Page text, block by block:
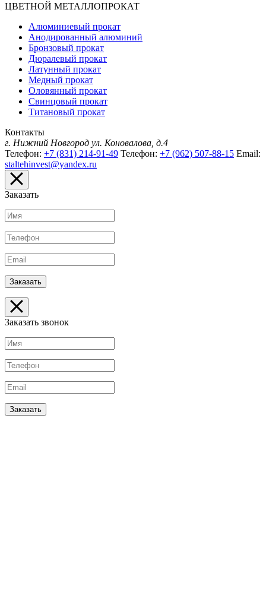
ЦВЕТНОЙ МЕТАЛЛОПРОКАТ
Алюминиевый прокат
Анодированный алюминий
Бронзовый прокат
Дюралевый прокат
Латунный прокат
Медный прокат
Оловянный прокат
Свинцовый прокат
Титановый прокат
Контакты
г. Нижний Новгород ул. Коновалова, д.4
Телефон: +7 (831) 214-91-49 Телефон: +7 (962) 507-88-15 Email:
staltehinvest@yandex.ru
Заказать
Заказать звонок